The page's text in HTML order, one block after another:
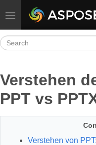
Toggle navigation
Verstehen
PPT vs
Verstehen von